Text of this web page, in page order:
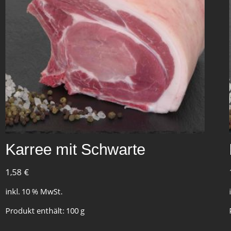
Karree mit Schwarte
1,58€
inkl. 10 % MwSt.
Produkt enthält: 100g